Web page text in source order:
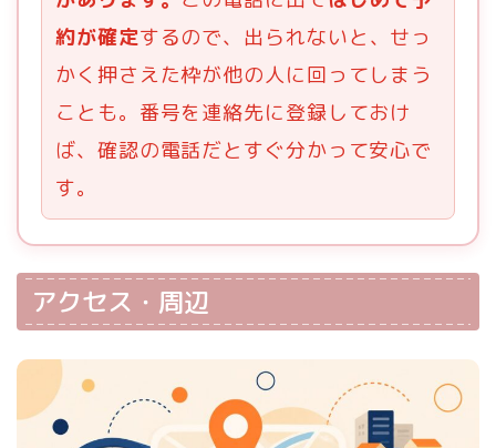
約が確定するので、出られないと、せっ
かく押さえた枠が他の人に回ってしまう
ことも。番号を連絡先に登録しておけ
ば、確認の電話だとすぐ分かって安心で
す。
アクセス・周辺